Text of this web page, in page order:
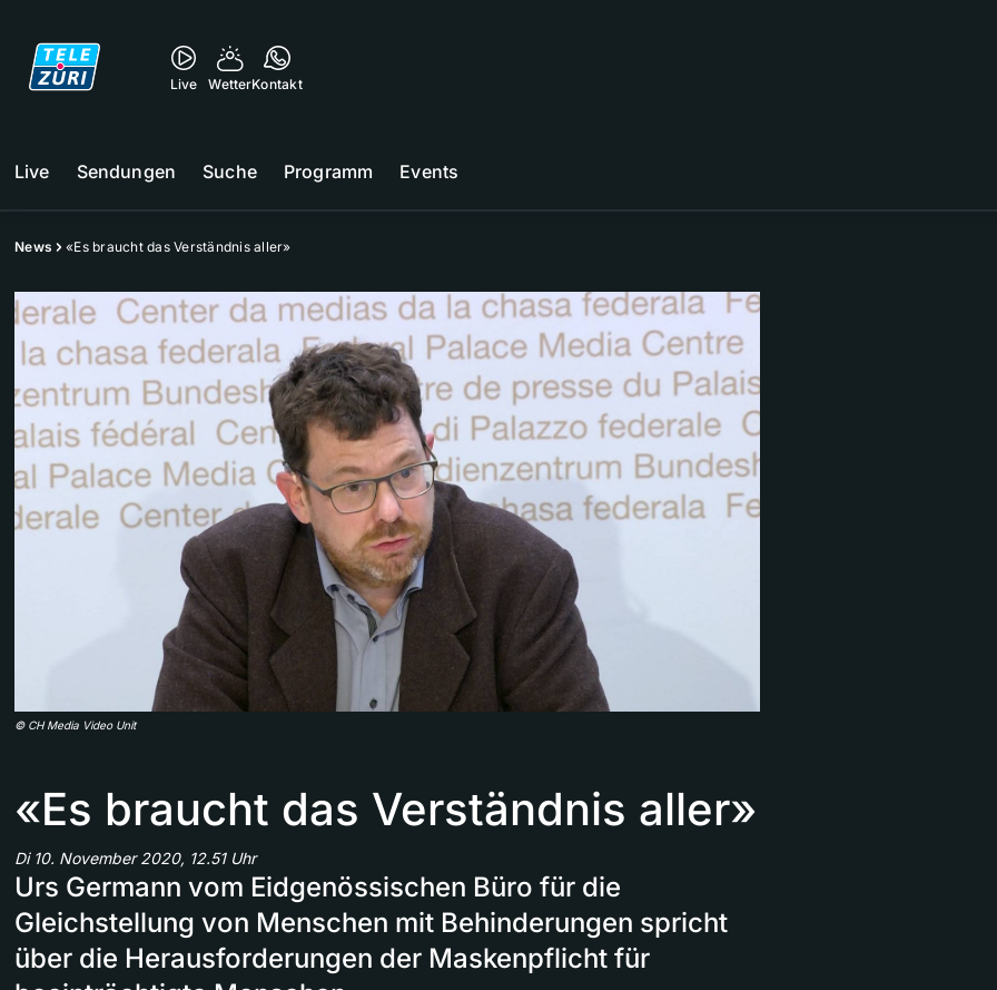
Live WetterKontakt
Live Sendungen Suche Programm Events
News «Es braucht das Verständnis aller»
© CH Media Video Unit
«Es braucht das Verständnis aller»
Di 10. November 2020, 12.51 Uhr
Urs Germann vom Eidgenössischen Büro für die
Gleichstellung von Menschen mit Behinderungen spricht
über die Herausforderungen der Maskenpflicht für